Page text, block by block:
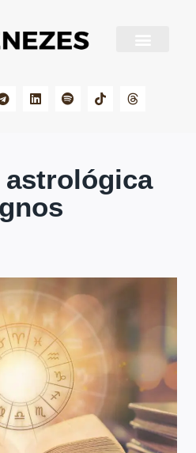
astrológica